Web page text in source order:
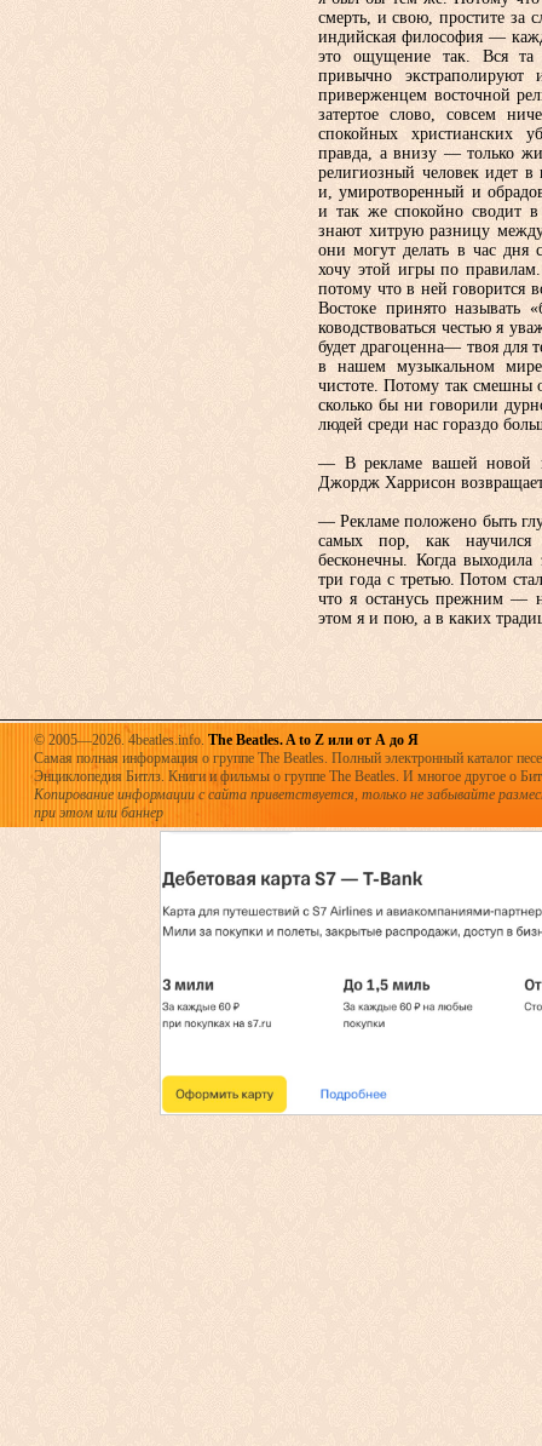
смерть, и свою, простите за
ин­дийская философия —
это ощущение так. Вся та
привычно
приверженцем во­сточной
затертое слово, совсем
спокой­ных христианских
правда, а внизу — толь­ко
религиозный человек идет в
и, умиротворенный и
и так же спокой­но сводит
знают хитрую разницу
они могут делать в час
хочу этой игры по
потому что в ней го­ворится
Востоке принято
ководствоваться честью я
будет дра­гоценна— твоя для
в нашем музыкаль­ном
чистоте. Потому так смешны
сколько бы ни говорили
людей среди нас гораздо
— В рекламе вашей новой
Джордж Харрисон
— Рекламе положено быть
самых пор, как научился
бесконечны. Когда
три года с третью. Потом
что я останусь прежним —
этом я и пою, а в каких
© 2005—2026. 4beatles.info. The Beatles. A to Z или от А до Я
Самая полная информация о группе The Beatles. Полный электронный каталог
Энциклопедия Битлз. Книги и фильмы о группе The Beatles. И многое другое о
Копирование информации с сайта приветствуется, только не забывайте
при этом или баннер